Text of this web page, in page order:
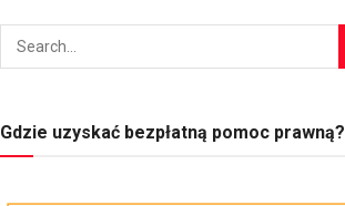
Gdzie uzyskać bezpłatną pomoc prawną?